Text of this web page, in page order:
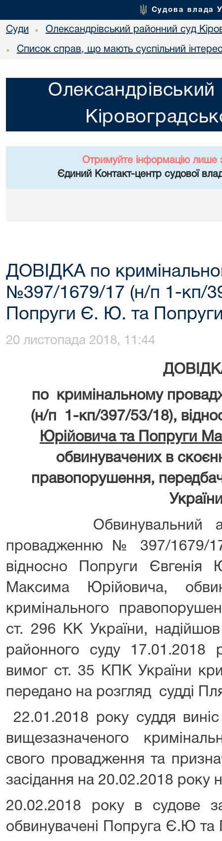
Судова влада
Суди • Олександрівський районний суд
• Список справ, що мають суспільний
Отримуйте інформацію лише
Єдиний Контакт-центр судової
ДОВІДКА по
№397/1679/17 (н/п 1-кп/
Попруги Є. Ю. та
20 листопада 2018, 11:44
по кримінальному
(н/п 1-кп/397/53/18),
Юрійовича та Попруги
обвинувачених в
правопорушення,
Обвинувальний акт
провадженню № 397/1679/
відносно Попруги Євгенія
Максима Юрійовича,
кримінального
ст. 296 КК України,
районного суду 17.01.2018
вимог ст. 35 КПК України
передано на розгляд судді
22.01.2018 року суддя
вищезазначеного
свого провадження та
засідання на 20.02.2018 року
20.02.2018 року в судове
обвинувачені Попруга Є.Ю